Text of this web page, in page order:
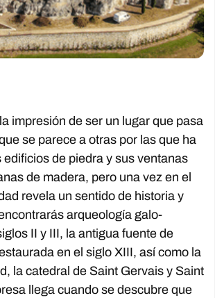
impresión de ser un lugar que pasa
se parece a otras por las que ha
edificios de piedra y sus ventanas
de madera, pero una vez en el
revela un sentido de historia y
arqueología galo-
II y III, la antigua fuente de
en el siglo XIII, así como la
la catedral de Saint Gervais y Saint
llega cuando se descubre que